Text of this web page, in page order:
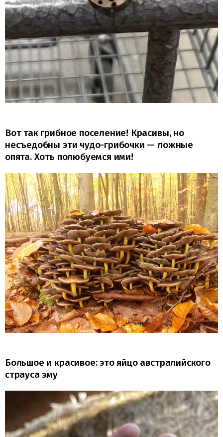
Вот так грибное поселение! Красивы, но
несъедобны эти чудо-грибочки — ложные
опята. Хоть полюбуемся ими!
Большое и красивое: это яйцо австралийского
страуса эму